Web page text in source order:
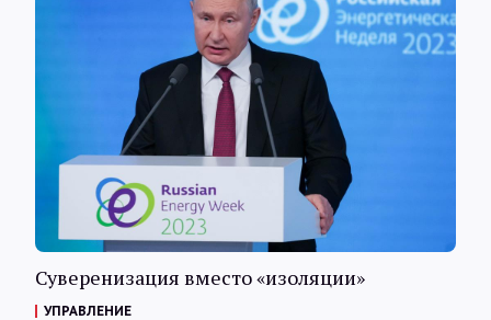
Суверенизация вместо «изоляции»
УПРАВЛЕНИЕ